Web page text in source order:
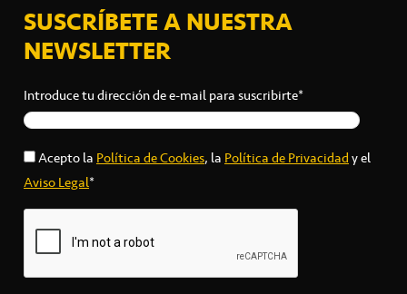
SUSCRÍBETE A NUESTRA
NEWSLETTER
Introduce tu dirección de e-mail para suscribirte*
Acepto laPolítica de Cookies, laPolítica de Privacidady el
Aviso Legal*